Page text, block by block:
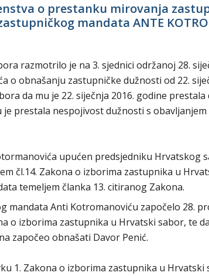
o prestanku mirovanja
mandata ANTE
razmotrilo je na 3. sjednici održanoj 28.
o obnašanju zastupničke dužnosti od 22.
da mu je 22. siječnja 2016. godine
prestala nespojivost dužnosti s obavljanjem
upućen predsjedniku Hrvatskog
čl.14. Zakona o izborima zastupnika u
temeljem članka 13. citiranog Zakona.
Anti Kotromanoviću započelo 28.
o izborima zastupnika u Hrvatski sabor, te
započeo obnašati Davor Penić.
1. Zakona o izborima zastupnika u Hrvatski